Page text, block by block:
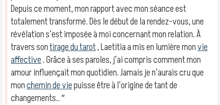
Depuis ce moment, mon rapport avec mon séance est
totalement transformé. Dès le début de la rendez-vous, une
révélation s’est imposée à moi concernant mon relation. À
travers sontirage du tarot, Laetitia a mis en lumière monvie
affective. Grâce à ses paroles, j’ai compris comment mon
amour influençait mon quotidien. Jamais je n’aurais cru que
monchemin de viepuisse être à l’origine de tant de
changements.. ″